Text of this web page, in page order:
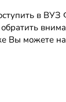
в ВУЗ
Вы можете